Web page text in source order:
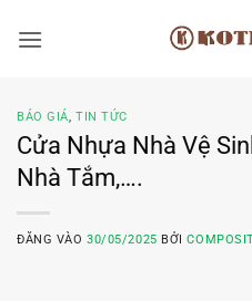
qua
BÁO GIÁ,TIN TỨC
Cửa Nhựa Nhà Vệ
Nhà Tắm,….
ĐĂNG VÀO30/05/2025 BỞI